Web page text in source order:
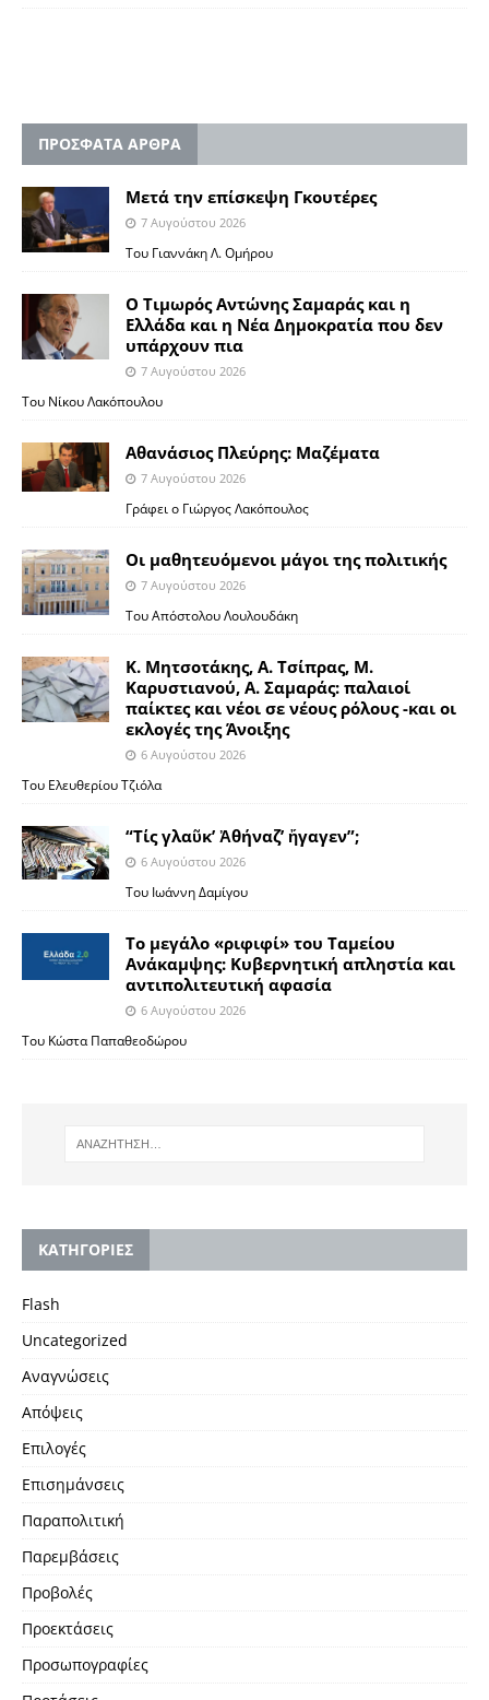
ΠΡΟΣΦΑΤΑ ΑΡΘΡΑ
Μετά την επίσκεψη Γκουτέρες
7 Αυγούστου 2026
Του Γιαννάκη Λ. Ομήρου
Ο Τιμωρός Αντώνης Σαμαράς και η
Ελλάδα και η Νέα Δημοκρατία που δεν
υπάρχουν πια
7 Αυγούστου 2026
Του Νίκου Λακόπουλου
Αθανάσιος Πλεύρης: Μαζέματα
7 Αυγούστου 2026
Γράφει ο Γιώργος Λακόπουλος
Οι μαθητευόμενοι μάγοι της πολιτικής
7 Αυγούστου 2026
Του Απόστολου Λουλουδάκη
Κ. Μητσοτάκης, Α. Τσίπρας, Μ.
Καρυστιανού, Α. Σαμαράς: παλαιοί
παίκτες και νέοι σε νέους ρόλους -και οι
εκλογές της Άνοιξης
6 Αυγούστου 2026
Του Ελευθερίου Τζιόλα
“Τίς γλαῦκ’ Ἀθήναζ’ ἤγαγεν”;
6 Αυγούστου 2026
Του Ιωάννη Δαμίγου
Το μεγάλο «ριφιφί» του Ταμείου
Ανάκαμψης: Κυβερνητική απληστία και
αντιπολιτευτική αφασία
6 Αυγούστου 2026
Του Κώστα Παπαθεοδώρου
KΑΤΗΓΟΡΙΕΣ
Flash
Uncategorized
Αναγνώσεις
Απόψεις
Επιλογές
Επισημάνσεις
Παραπολιτική
Παρεμβάσεις
Προβολές
Προεκτάσεις
Προσωπογραφίες